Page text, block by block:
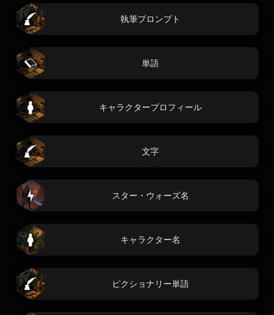
執筆プロンプト
単語
キャラクタープロフィール
文字
スター・ウォーズ名
キャラクター名
ピクショナリー単語